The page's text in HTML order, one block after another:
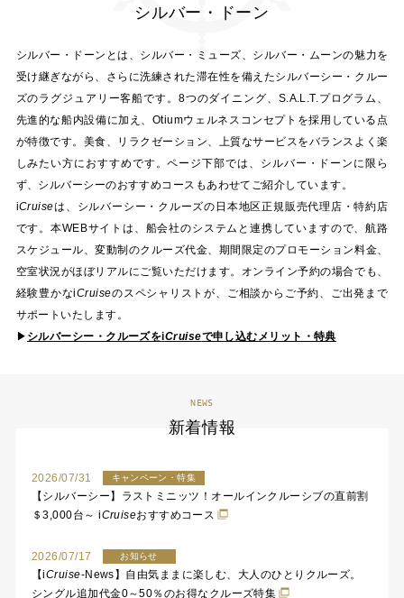
シルバー・ドーン
シルバー・ドーンとは、シルバー・ミューズ、シルバー・ムーンの魅力を
受け継ぎながら、さらに洗練された滞在性を備えたシルバーシー・クルー
ズのラグジュアリー客船です。8つのダイニング、S.A.L.T.プログラム、
先進的な船内設備に加え、Otiumウェルネスコンセプトを採用している点
が特徴です。美食、リラクゼーション、上質なサービスをバランスよく楽
しみたい方におすすめです。ページ下部では、シルバー・ドーンに限ら
ず、シルバーシーのおすすめコースもあわせてご紹介しています。
iCruiseは、シルバーシー・クルーズの日本地区正規販売代理店・特約店
です。本WEBサイトは、船会社のシステムと連携していますので、航路
スケジュール、変動制のクルーズ代金、期間限定のプロモーション料金、
空室状況がほぼリアルにご覧いただけます。オンライン予約の場合でも、
経験豊かなiCruiseのスペシャリストが、ご相談からご予約、ご出発まで
サポートいたします。
▶ シルバーシー・クルーズをiCruiseで申し込むメリット・特典
NEWS
新着情報
2026/07/31 キャンペーン・特集
【シルバーシー】ラストミニッツ！オールインクルーシブの直前割
＄3,000台～iCruiseおすすめコース
2026/07/17 お知らせ
【iCruise-News】自由気ままに楽しむ、大人のひとりクルーズ。
シングル追加代金0～50％のお得なクルーズ特集